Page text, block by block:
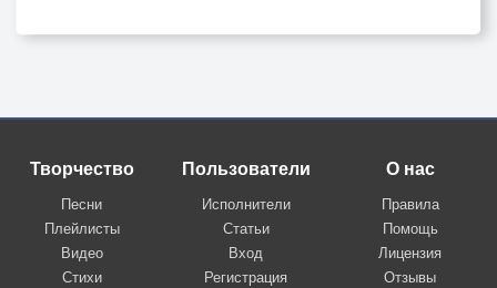
Творчество
Песни
Плейлисты
Видео
Стихи
Пользователи
Исполнители
Статьи
Вход
Регистрация
О нас
Правила
Помощь
Лицензия
Отзывы